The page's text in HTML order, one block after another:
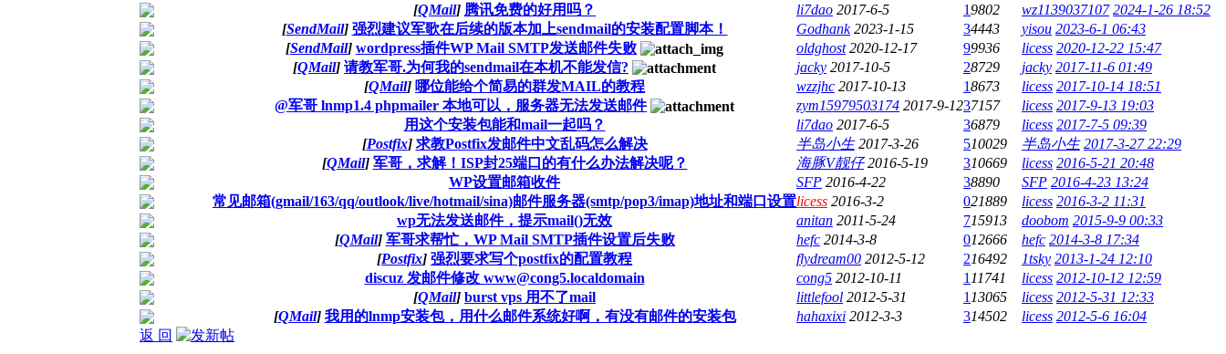
[QMail] 腾讯免费的好用吗？ li7dao 2017-6-5 19802 wz1139037107 2024-1-26 18:52
[SendMail] 强烈建议军歌在后续的版本加上sendmail的安装配置脚本！ Godhank 2023-1-15 34443 yisou 2023-6-1 06:43
[SendMail] wordpress插件WP Mail SMTP发送邮件失败 oldghost 2020-12-17 99936 licess 2020-12-22 15:47
[QMail] 请教军哥.为何我的sendmail在本机不能发信? jacky 2017-10-5 28729 jacky 2017-11-6 01:49
[QMail] 哪位能给个简易的群发MAIL的教程 wzzjhc 2017-10-13 18673 licess 2017-10-14 18:51
@军哥 lnmp1.4 phpmailer 本地可以，服务器无法发送邮件
zym15979503174 2017-9-1237157 licess 2017-9-13 19:03
用这个安装包能和mail一起吗？
li7dao 2017-6-5 36879 licess 2017-7-5 09:39
[Postfix] 求教Postfix发邮件中文乱码怎么解决 半岛小生 2017-3-26 510029 半岛小生 2017-3-27 22:29
[QMail] 军哥，求解！ISP封25端口的有什么办法解决呢？ 海豚V靓仔 2016-5-19 310669 licess 2016-5-21 20:48
WP设置邮箱收件
SFP 2016-4-22 38890 SFP 2016-4-23 13:24
常见邮箱(gmail/163/qq/outlook/live/hotmail/sina)邮件服务器(smtp/pop3/imap)地址和端口设置licess 2016-3-2 021889 licess 2016-3-2 11:31
wp无法发送邮件，提示mail()无效
anitan 2011-5-24 715913 doobom 2015-9-9 00:33
[QMail] 军哥求帮忙，WP Mail SMTP插件设置后失败 hefc 2014-3-8 012666 hefc 2014-3-8 17:34
[Postfix] 强烈要求写个postfix的配置教程 flydream00 2012-5-12 216492 1tsky 2013-1-24 12:10
discuz 发邮件修改 www@cong5.localdomain
cong5 2012-10-11 1 11741 licess 2012-10-12 12:59
[QMail] burst vps 用不了mail littlefool 2012-5-31 1 13065 licess 2012-5-31 12:33
[QMail] 我用的lnmp安装包，用什么邮件系统好啊，有没有邮件的安装包 hahaxixi 2012-3-3 314502 licess 2012-5-6 16:04
返 回